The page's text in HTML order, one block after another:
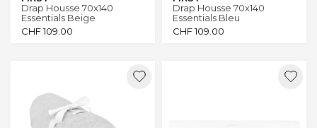
Drap Housse 70x140
Essentials Beige
CHF109.00
Drap Housse 70x140
Essentials Bleu
CHF109.00